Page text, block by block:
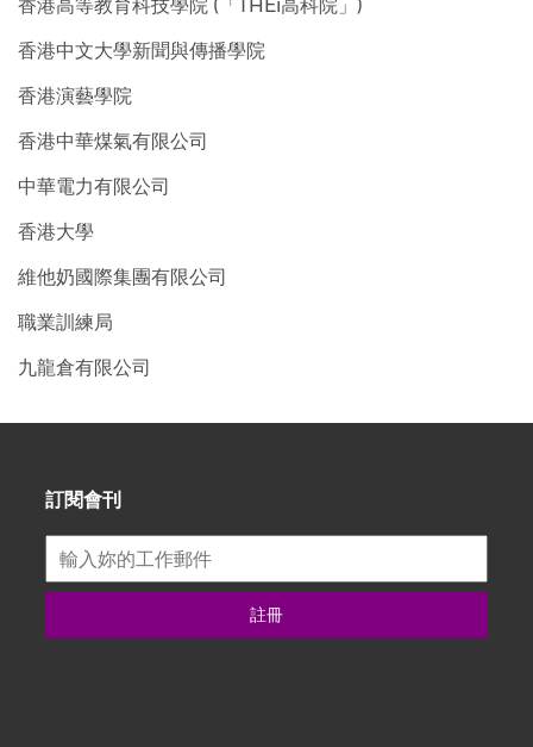
香港高等教育科技學院 (「THEi高科院」)
香港中文大學新聞與傳播學院
香港演藝學院
香港中華煤氣有限公司
中華電力有限公司
香港大學
維他奶國際集團有限公司
職業訓練局
九龍倉有限公司
訂閱會刊
註冊